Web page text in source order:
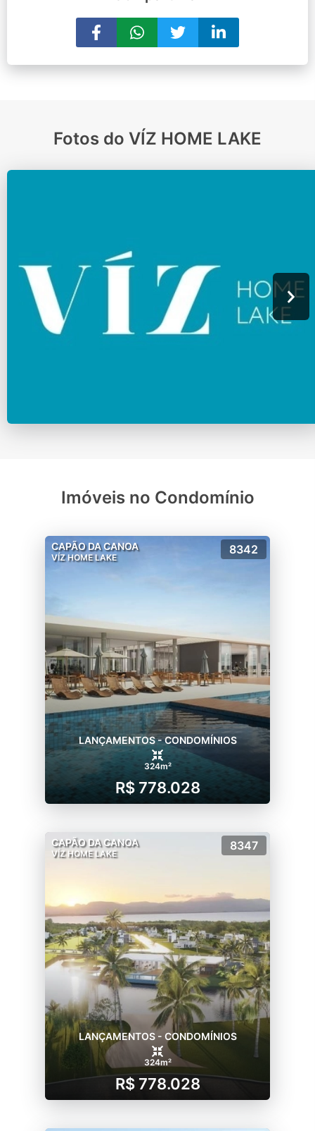
Fotos do VÍZ HOME LAKE
Imóveis no Condomínio
CAPÃO DA CANOA
VÍZ HOME LAKE
8342
LANÇAMENTOS - CONDOMÍNIOS
324m²
R$ 778.028
CAPÃO DA CANOA
VÍZ HOME LAKE
8347
LANÇAMENTOS - CONDOMÍNIOS
324m²
R$ 778.028